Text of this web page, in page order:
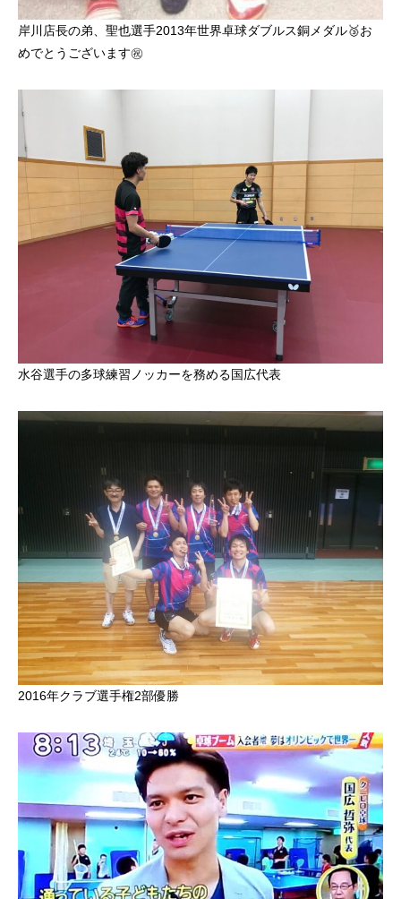
岸川店長の弟、聖也選手2013年世界卓球ダブルス銅メダル🥉お
めでとうございます㊗️
水谷選手の多球練習ノッカーを務める国広代表
2016年クラブ選手権2部優勝